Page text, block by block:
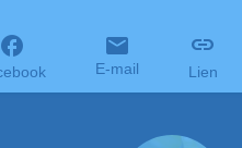
E-mail Lien